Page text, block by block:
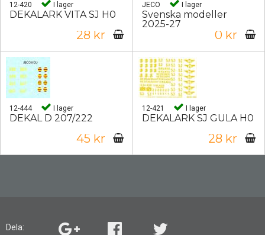
12-420 I lager
DEKALARK VITA SJ H0
28 kr
JECO I lager
Svenska modeller
2025-27
0 kr
12-444 I lager
DEKAL D 207/222
45 kr
12-421 I lager
DEKALARK SJ GULA H0
28 kr
Dela: